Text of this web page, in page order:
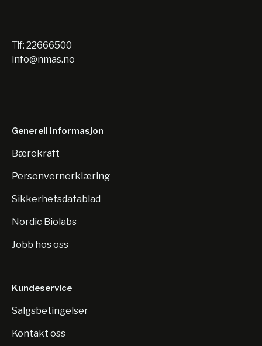
Tlf: 22666500
info@nmas.no
Generell informasjon
Bærekraft
Personvernerklæring
Sikkerhetsdatablad
Nordic Biolabs
Jobb hos oss
Kundeservice
Salgsbetingelser
Kontakt oss